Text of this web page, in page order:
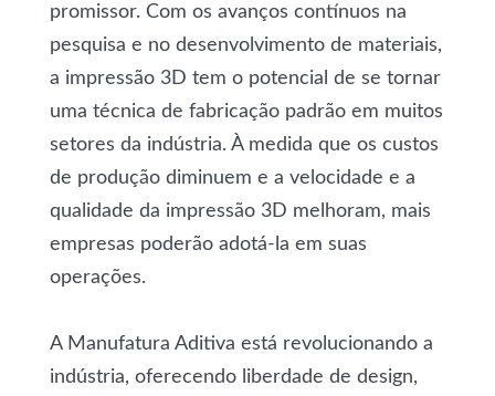
promissor. Com os avanços contínuos na
pesquisa e no desenvolvimento de materiais,
a impressão 3D tem o potencial de se tornar
uma técnica de fabricação padrão em muitos
setores da indústria. À medida que os custos
de produção diminuem e a velocidade e a
qualidade da impressão 3D melhoram, mais
empresas poderão adotá-la em suas
operações.
A Manufatura Aditiva está revolucionando a
indústria, oferecendo liberdade de design,